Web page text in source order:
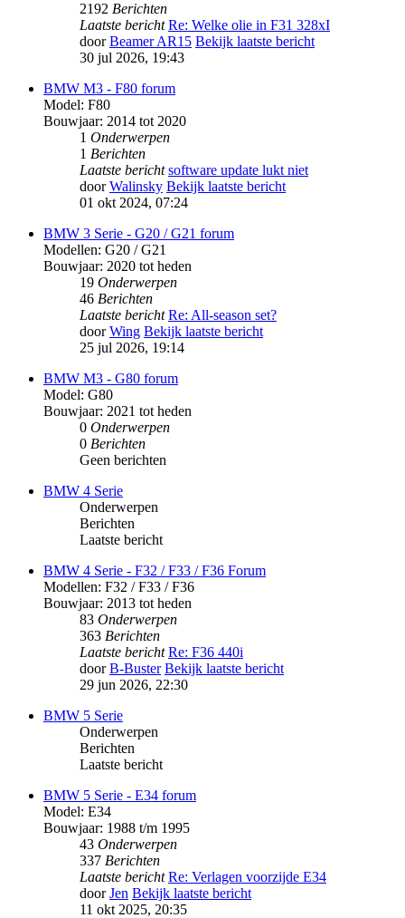
2192 Berichten
Laatste bericht Re: Welke olie in F31 328xI
doorBeamer AR15 Bekijk laatste bericht
30 jul 2026, 19:43
BMW M3 - F80 forum
Model: F80
Bouwjaar: 2014 tot 2020
1 Onderwerpen
1 Berichten
Laatste bericht software update lukt niet
doorWalinsky Bekijk laatste bericht
01 okt 2024, 07:24
BMW 3 Serie - G20 / G21 forum
Modellen: G20 / G21
Bouwjaar: 2020 tot heden
19 Onderwerpen
46 Berichten
Laatste bericht Re: All-season set?
doorWing Bekijk laatste bericht
25 jul 2026, 19:14
BMW M3 - G80 forum
Model: G80
Bouwjaar: 2021 tot heden
0 Onderwerpen
0 Berichten
Geen berichten
BMW 4 Serie
Onderwerpen
Berichten
Laatste bericht
BMW 4 Serie - F32 / F33 / F36 Forum
Modellen: F32 / F33 / F36
Bouwjaar: 2013 tot heden
83 Onderwerpen
363 Berichten
Laatste bericht Re: F36 440i
doorB-Buster Bekijk laatste bericht
29 jun 2026, 22:30
BMW 5 Serie
Onderwerpen
Berichten
Laatste bericht
BMW 5 Serie - E34 forum
Model: E34
Bouwjaar: 1988 t/m 1995
43 Onderwerpen
337 Berichten
Laatste bericht Re: Verlagen voorzijde E34
doorJen Bekijk laatste bericht
11 okt 2025, 20:35